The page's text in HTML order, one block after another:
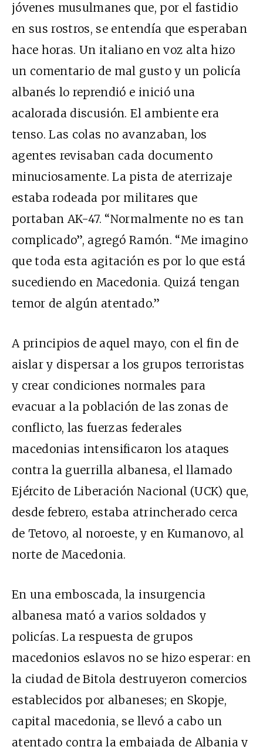
jóvenes musulmanes que, por el fastidio
en sus rostros, se entendía que esperaban
hace horas. Un italiano en voz alta hizo
un comentario de mal gusto y un policía
albanés lo reprendió e inició una
acalorada discusión. El ambiente era
tenso. Las colas no avanzaban, los
agentes revisaban cada documento
minuciosamente. La pista de aterrizaje
estaba rodeada por militares que
portaban AK-47. “Normalmente no es tan
complicado”, agregó Ramón. “Me imagino
que toda esta agitación es por lo que está
sucediendo en Macedonia. Quizá tengan
temor de algún atentado.”
A principios de aquel mayo, con el fin de
aislar y dispersar a los grupos terroristas
y crear condiciones normales para
evacuar a la población de las zonas de
conflicto, las fuerzas federales
macedonias intensificaron los ataques
contra la guerrilla albanesa, el llamado
Ejército de Liberación Nacional (UCK) que,
desde febrero, estaba atrincherado cerca
de Tetovo, al noroeste, y en Kumanovo, al
norte de Macedonia.
En una emboscada, la insurgencia
albanesa mató a varios soldados y
policías. La respuesta de grupos
macedonios eslavos no se hizo esperar: en
la ciudad de Bitola destruyeron comercios
establecidos por albaneses; en Skopje,
capital macedonia, se llevó a cabo un
atentado contra la embajada de Albania y